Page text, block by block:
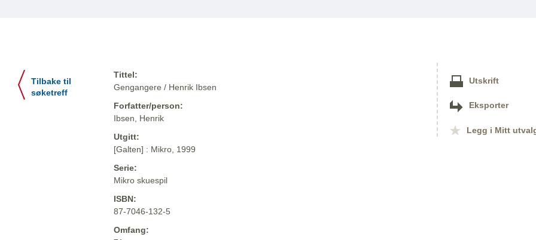
Tilbake til
søketreff
Tittel:
Gengangere / Henrik Ibsen
Forfatter/person:
Ibsen, Henrik
Utgitt:
[Galten] : Mikro, 1999
Serie:
Mikro skuespil
ISBN:
87-7046-132-5
Omfang:
Utskrift
Eksporter
Legg i Mitt